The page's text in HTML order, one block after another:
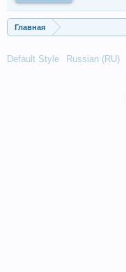
Главная
Default Style Russian (RU)